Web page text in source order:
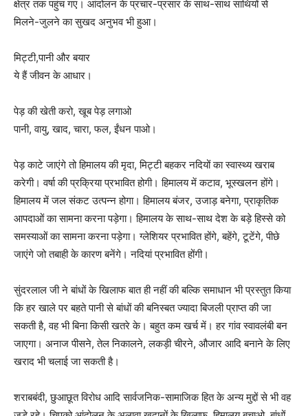
क्षेत्र तक पहुंच गए। आंदोलन के प्रचार-प्रसार के साथ-साथ साथियों से
मिलने-जुलने का सुखद अनुभव भी हुआ।
मिट्टी,पानी और बयार
ये हैं जीवन के आधार।
पेड़ की खेती करो, खूब पेड़ लगाओ
पानी, वायु, खाद, चारा, फल, ईंधन पाओ।
पेड़ काटे जाएंगे तो हिमालय की मृदा, मिट्टी बहकर नदियों का स्वास्थ्य खराब
करेगी। वर्षा की प्रक्रिया प्रभावित होगी। हिमालय में कटाव, भूस्खलन होंगे।
हिमालय में जल संकट उत्पन्न होगा। हिमालय बंजर, उजाड़ बनेगा, प्राकृतिक
आपदाओं का सामना करना पड़ेगा। हिमालय के साथ-साथ देश के बड़े हिस्से को
समस्याओं का सामना करना पड़ेगा। ग्लेशियर प्रभावित होंगे, बहेंगे, टूटेंगे, पीछे
जाएंगे जो तबाही के कारण बनेंगे। नदियां प्रभावित होंगी।
सुंदरलाल जी ने बांधों के खिलाफ बात ही नहीं की बल्कि समाधान भी प्रस्तुत किया
कि हर खाले पर बहते पानी से बांधों की बनिस्बत ज्यादा बिजली प्राप्त की जा
सकती है, वह भी बिना किसी खतरे के। बहुत कम खर्च में। हर गांव स्वावलंबी बन
जाएगा। अनाज पीसने, तेल निकालने, लकड़ी चीरने, औजार आदि बनाने के लिए
खराद भी चलाई जा सकती है।
शराबबंदी, छुआछूत विरोध आदि सार्वजनिक-सामाजिक हित के अन्य मुद्दों से भी वह